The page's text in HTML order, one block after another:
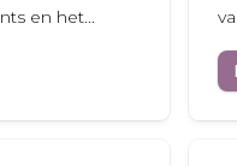
en het...